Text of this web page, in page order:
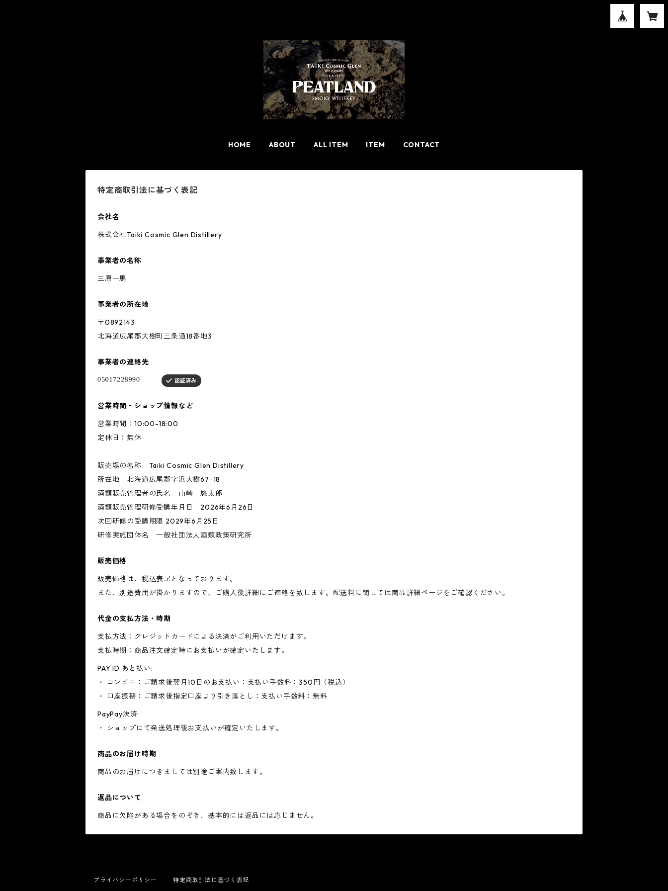
HOME ABOUT ALL ITEM ITEM CONTACT
特定商取引法に基づく表記
会社名
株式会社Taiki Cosmic Glen Distillery
事業者の名称
三原一馬
事業者の所在地
〒0892143
北海道広尾郡大樹町三条通18番地3
事業者の連絡先
営業時間・ショップ情報など
営業時間：10:00-18:00
定休日：無休
販売場の名称 Taiki Cosmic Glen Distillery
所在地 北海道広尾郡字浜大樹67ｰ18
酒類販売管理者の氏名 山崎 悠太郎
酒類販売管理研修受講年月日 2026年6月26日
次回研修の受講期限 2029年6月25日
研修実施団体名 一般社団法人酒類政策研究所
販売価格
販売価格は、税込表記となっております。
また、別途費用が掛かりますので、ご購入後詳細にご連絡を致します。配送料に関しては商品詳細ページをご確認ください。
代金の支払方法・時期
支払方法：クレジットカードによる決済がご利用いただけます。
支払時期：商品注文確定時にお支払いが確定いたします。
PAY ID あと払い:
・ コンビニ：ご請求後翌月10日のお支払い：支払い手数料：350円（税込）
・ 口座振替：ご請求後指定口座より引き落とし：支払い手数料：無料
PayPay決済:
・ ショップにて発送処理後お支払いが確定いたします。
商品のお届け時期
商品のお届けにつきましては別途ご案内致します。
返品について
商品に欠陥がある場合をのぞき、基本的には返品には応じません。
プライバシーポリシー 特定商取引法に基づく表記